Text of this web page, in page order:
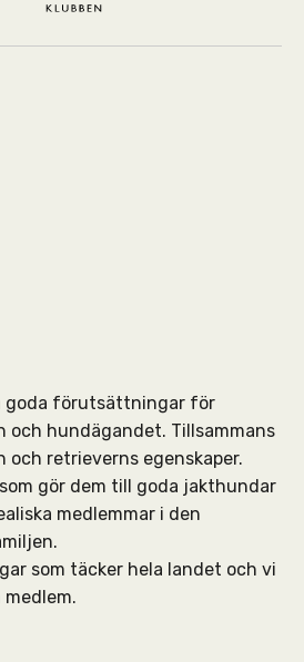
goda förutsättningar för
och hundägandet. Tillsammans
och retrieverns egenskaper.
gör dem till goda jakthundar
medlemmar i den
som täcker hela landet och vi